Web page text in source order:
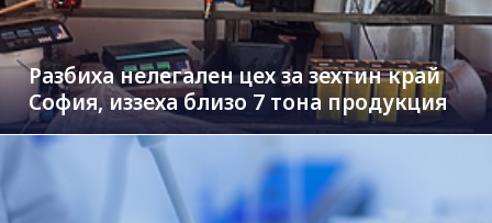
Разбиха нелегален цех за зехтин край
София, иззеха близо 7 тона продукция